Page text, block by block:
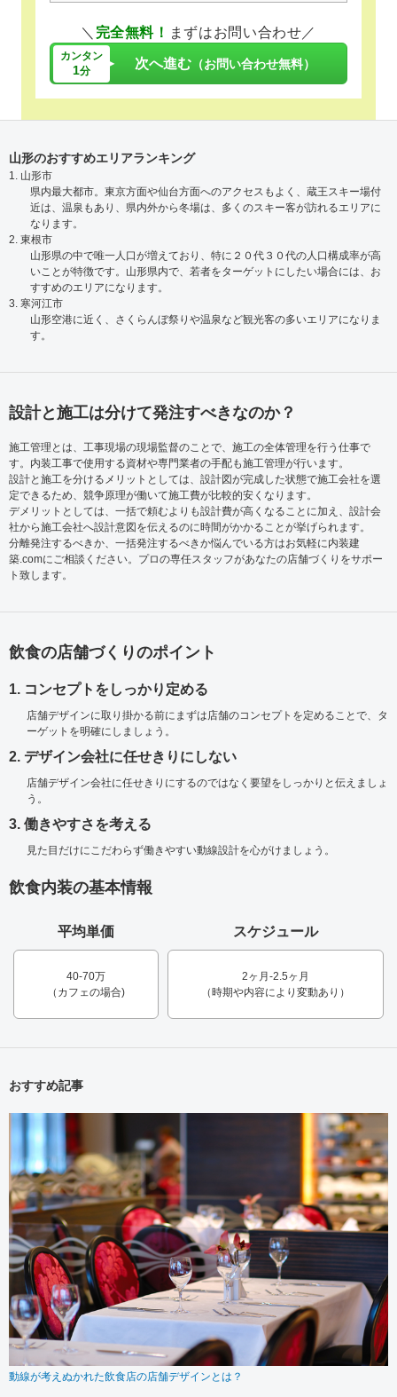
＼ 完全無料！ まずはお問い合わせ／
カンタン
1分 次へ進む （お問い合わせ無料）
山形のおすすめエリアランキング
1. 山形市
県内最大都市。東京方面や仙台方面へのアクセスもよく、蔵王スキー場付
近は、温泉もあり、県内外から冬場は、多くのスキー客が訪れるエリアに
なります。
2. 東根市
山形県の中で唯一人口が増えており、特に２０代３０代の人口構成率が高
いことが特徴です。山形県内で、若者をターゲットにしたい場合には、お
すすめのエリアになります。
3. 寒河江市
山形空港に近く、さくらんぼ祭りや温泉など観光客の多いエリアになりま
す。
設計と施工は分けて発注すべきなのか？
施工管理とは、工事現場の現場監督のことで、施工の全体管理を行う仕事で
す。内装工事で使用する資材や専門業者の手配も施工管理が行います。
設計と施工を分けるメリットとしては、設計図が完成した状態で施工会社を選
定できるため、競争原理が働いて施工費が比較的安くなります。
デメリットとしては、一括で頼むよりも設計費が高くなることに加え、設計会
社から施工会社へ設計意図を伝えるのに時間がかかることが挙げられます。
分離発注するべきか、一括発注するべきか悩んでいる方はお気軽に内装建
築.comにご相談ください。プロの専任スタッフがあなたの店舗づくりをサポー
ト致します。
飲食の店舗づくりのポイント
1. コンセプトをしっかり定める
店舗デザインに取り掛かる前にまずは店舗のコンセプトを定めることで、タ
ーゲットを明確にしましょう。
2. デザイン会社に任せきりにしない
店舗デザイン会社に任せきりにするのではなく要望をしっかりと伝えましょ
う。
3. 働きやすさを考える
見た目だけにこだわらず働きやすい動線設計を心がけましょう。
飲食内装の基本情報
平均単価
40-70万
（カフェの場合)
スケジュール
2ヶ月-2.5ヶ月
（時期や内容により変動あり）
おすすめ記事
動線が考えぬかれた飲食店の店舗デザインとは？